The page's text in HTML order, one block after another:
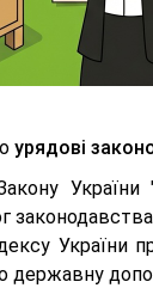
урядові
України
України